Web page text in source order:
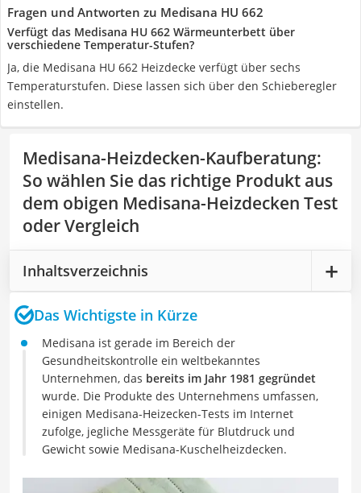
Fragen und Antworten zu Medisana HU 662
Verfügt das Medisana HU 662 Wärmeunterbett über
verschiedene Temperatur-Stufen?
Ja, die Medisana HU 662 Heizdecke verfügt über sechs
Temperaturstufen. Diese lassen sich über den Schieberegler
einstellen.
Medisana-Heizdecken-Kaufberatung:
So wählen Sie das richtige Produkt aus
dem obigen Medisana-Heizdecken Test
oder Vergleich
Inhaltsverzeichnis
Das Wichtigste in Kürze
Medisana ist gerade im Bereich der
Gesundheitskontrolle ein weltbekanntes
Unternehmen, das bereits im Jahr 1981 gegründet
wurde. Die Produkte des Unternehmens umfassen,
einigen Medisana-Heizecken-Tests im Internet
zufolge, jegliche Messgeräte für Blutdruck und
Gewicht sowie Medisana-Kuschelheizdecken.